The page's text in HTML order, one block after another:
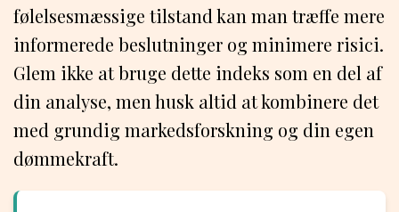
følelsesmæssige tilstand kan man træffe mere
informerede beslutninger og minimere risici.
Glem ikke at bruge dette indeks som en del af
din analyse, men husk altid at kombinere det
med grundig markedsforskning og din egen
dømmekraft.